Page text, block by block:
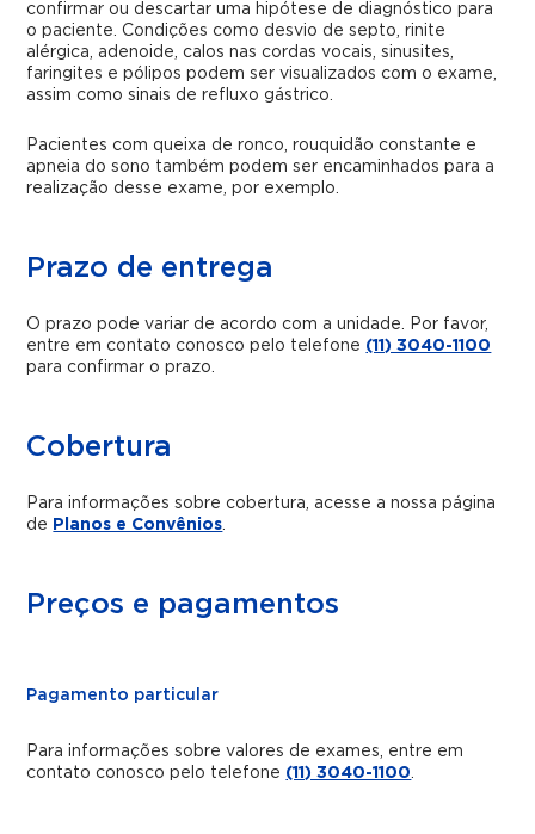
confirmar ou descartar uma hipótese de diagnóstico para
o paciente. Condições como desvio de septo, rinite
alérgica, adenoide, calos nas cordas vocais, sinusites,
faringites e pólipos podem ser visualizados com o exame,
assim como sinais de refluxo gástrico.
Pacientes com queixa de ronco, rouquidão constante e
apneia do sono também podem ser encaminhados para a
realização desse exame, por exemplo.
Prazo de entrega
O prazo pode variar de acordo com a unidade. Por favor,
entre em contato conosco pelo telefone (11) 3040-1100
para confirmar o prazo.
Cobertura
Para informações sobre cobertura, acesse a nossa página
de Planos e Convênios.
Preços e pagamentos
Pagamento particular
Para informações sobre valores de exames, entre em
contato conosco pelo telefone (11) 3040-1100.